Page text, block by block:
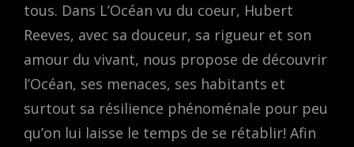
tous. Dans L’Océan vu du coeur, Hubert
Reeves, avec sa douceur, sa rigueur et son
amour du vivant, nous propose de découvrir
l’Océan, ses menaces, ses habitants et
surtout sa résilience phénoménale pour peu
qu’on lui laisse le temps de se rétablir! Afin